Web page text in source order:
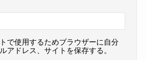
で使用するためブラウザーに自分
アドレス、サイトを保存する。